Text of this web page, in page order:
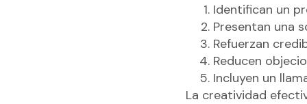
Identifican un
Presentan una
Refuerzan
Reducen
Incluyen un
La creatividad